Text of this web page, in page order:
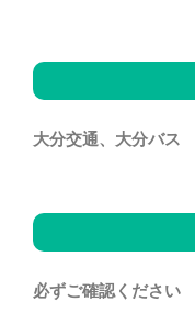
大分交通、大分バス
必ずご確認ください